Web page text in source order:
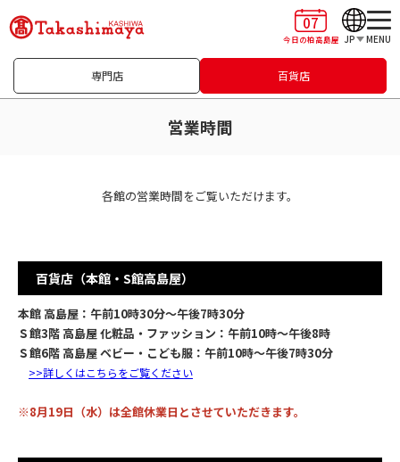
07
今日の柏高島屋 JP MENU
専門店 百貨店
営業時間
各館の営業時間をご覧いただけます。
百貨店（本館・S館高島屋）
本館 高島屋：午前10時30分～午後7時30分
Ｓ館3階 高島屋 化粧品・ファッション：午前10時～午後8時
Ｓ館6階 高島屋 ベビー・こども服：午前10時～午後7時30分
>>詳しくはこちらをご覧ください
※8月19日（水）は全館休業日とさせていただきます。